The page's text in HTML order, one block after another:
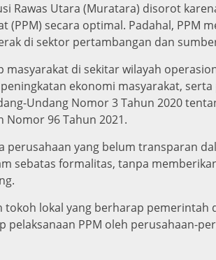
Rawas Utara (Muratara) disorot
secara optimal. Padahal, PPM
di sektor pertambangan dan
di sekitar wilayah
ekonomi masyarakat,
Undang Nomor 3 Tahun 2020
96 Tahun 2021.
yang belum transparan
sebatas formalitas, tanpa
lokal yang berharap
PPM oleh perusahaan-